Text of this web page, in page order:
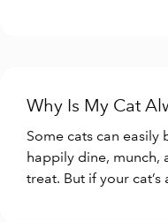
Why Is My Cat
Some cats can easily
happily dine, munch,
treat. But if your